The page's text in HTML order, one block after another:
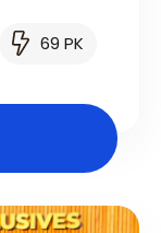
69 PK